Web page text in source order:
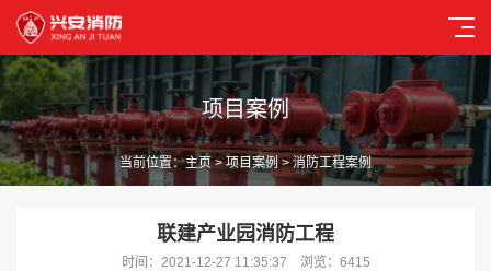
项目案例
当前位置：主页>项目案例> 消防工程案例
联建产业园消防工程
时间：2021-12-27 11:35:37 浏览：6415